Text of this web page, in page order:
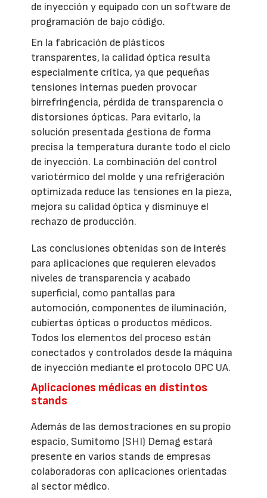
de inyección y equipado con un software de
programación de bajo código.
En la fabricación de plásticos
transparentes, la calidad óptica resulta
especialmente crítica, ya que pequeñas
tensiones internas pueden provocar
birrefringencia, pérdida de transparencia o
distorsiones ópticas. Para evitarlo, la
solución presentada gestiona de forma
precisa la temperatura durante todo el ciclo
de inyección. La combinación del control
variotérmico del molde y una refrigeración
optimizada reduce las tensiones en la pieza,
mejora su calidad óptica y disminuye el
rechazo de producción.
Las conclusiones obtenidas son de interés
para aplicaciones que requieren elevados
niveles de transparencia y acabado
superficial, como pantallas para
automoción, componentes de iluminación,
cubiertas ópticas o productos médicos.
Todos los elementos del proceso están
conectados y controlados desde la máquina
de inyección mediante el protocolo OPC UA.
Aplicaciones médicas en distintos
stands
Además de las demostraciones en su propio
espacio, Sumitomo (SHI) Demag estará
presente en varios stands de empresas
colaboradoras con aplicaciones orientadas
al sector médico.